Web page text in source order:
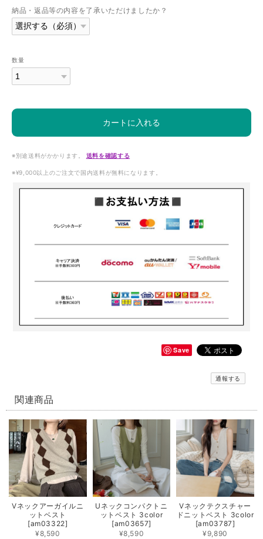
納品・返品等の内容を了承いただけましたか？
数量
カートに入れる
※別途送料がかかります。 送料を確認する
※¥9,000以上のご注文で国内送料が無料になります。
Save
通報する
関連商品
Vネックアーガイルニ
ットベスト
[am03322]
¥8,590
Uネックコンパクトニ
ットベスト 3color
[am03657]
¥8,590
Vネックテクスチャー
ドニットベスト 3color
[am03787]
¥9,890